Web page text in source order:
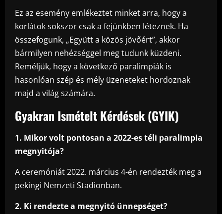
Ez az esemény emlékeztet minket arra, hogy a
korlátok sokszor csak a fejünkben léteznek. Ha
összefogunk, „Együtt a közös jövőért”, akkor
bármilyen nehézséggel meg tudunk küzdeni.
Reméljük, hogy a következő paralimpiák is
hasonlóan szép és mély üzeneteket hordoznak
majd a világ számára.
Gyakran Ismételt Kérdések (GYIK)
1. Mikor volt pontosan a 2022-es téli paralimpia
megnyitója?
A ceremóniát 2022. március 4-én rendezték meg a
pekingi Nemzeti Stadionban.
2. Ki rendezte a megnyitó ünnepséget?